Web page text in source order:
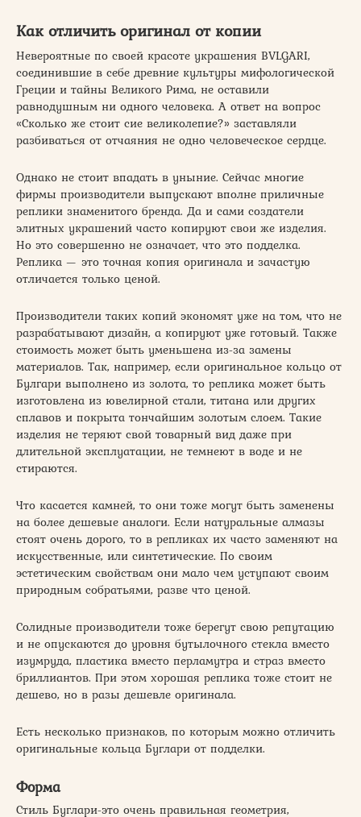
Как отличить оригинал от копии
Невероятные по своей красоте украшения BVLGARI,
соединившие в себе древние культуры мифологической
Греции и тайны Великого Рима, не оставили
равнодушным ни одного человека. А ответ на вопрос
«Сколько же стоит сие великолепие?» заставляли
разбиваться от отчаяния не одно человеческое сердце.
Однако не стоит впадать в уныние. Сейчас многие
фирмы производители выпускают вполне приличные
реплики знаменитого бренда. Да и сами создатели
элитных украшений часто копируют свои же изделия.
Но это совершенно не означает, что это подделка.
Реплика — это точная копия оригинала и зачастую
отличается только ценой.
Производители таких копий экономят уже на том, что не
разрабатывают дизайн, а копируют уже готовый. Также
стоимость может быть уменьшена из-за замены
материалов. Так, например, если оригинальное кольцо от
Булгари выполнено из золота, то реплика может быть
изготовлена из ювелирной стали, титана или других
сплавов и покрыта тончайшим золотым слоем. Такие
изделия не теряют свой товарный вид даже при
длительной эксплуатации, не темнеют в воде и не
стираются.
Что касается камней, то они тоже могут быть заменены
на более дешевые аналоги. Если натуральные алмазы
стоят очень дорого, то в репликах их часто заменяют на
искусственные, или синтетические. По своим
эстетическим свойствам они мало чем уступают своим
природным собратьями, разве что ценой.
Солидные производители тоже берегут свою репутацию
и не опускаются до уровня бутылочного стекла вместо
изумруда, пластика вместо перламутра и страз вместо
бриллиантов. При этом хорошая реплика тоже стоит не
дешево, но в разы дешевле оригинала.
Есть несколько признаков, по которым можно отличить
оригинальные кольца Буглари от подделки.
Форма
Стиль Буглари-это очень правильная геометрия,